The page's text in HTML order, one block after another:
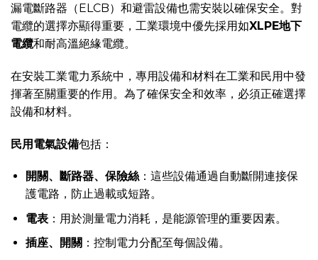
漏電斷路器（ELCB）和避雷設備也需安裝以確保安全。對
電纜的選擇亦顯得重要，工業環境中優先採用如XLPE地下
電纜和耐高溫絕緣電纜。
在安裝工業電力系統中，專用設備和材料在工業和民用中發
揮著至關重要的作用。為了確保安全和效率，必須正確選擇
設備和材料。
民用電氣設備包括：
開關、斷路器、保險絲：這些設備通過自動斷開連接保
護電路，防止過載或短路。
電表：用於測量電力消耗，是能源管理的重要因素。
插座、開關 ：控制電力分配至每個設備。